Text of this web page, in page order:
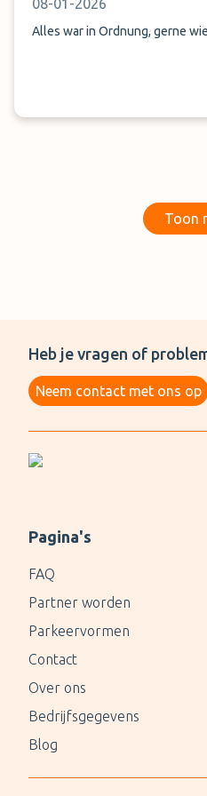
08-01-2026
Alles war in Ordnung, gerne
Toon
Heb je vragen of
Neem contact met ons op
Pagina's
FAQ
Partner worden
Parkeervormen
Contact
Over ons
Bedrijfsgegevens
Blog